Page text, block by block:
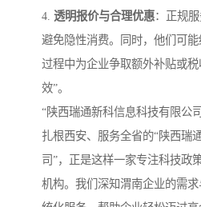
4. 透明报价与合理优惠：正规
避免隐性消费。同时，他们可
过程中为企业争取额外补贴或
效”。
“陕西瑞通新科信息科技有限公
扎根西安、服务全省的“陕西瑞
司”，正是这样一家专注科技政
机构。我们深知渭南企业的需